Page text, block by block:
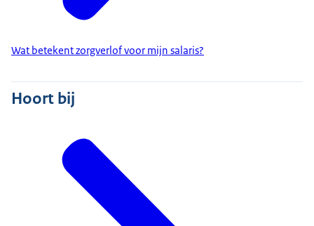
Wat betekent zorgverlof voor mijn salaris?
Hoort bij